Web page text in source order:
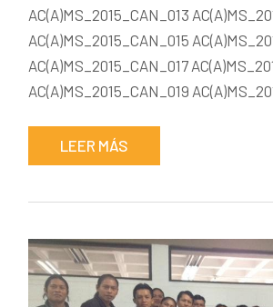
AC(A)MS_2015_CAN_013
AC(A)MS_2015_CAN_015
AC(A)MS_2015_CAN_017
AC(A)MS_2015_CAN_019
LEER MÁS